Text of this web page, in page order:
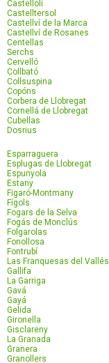
Castellolí
Castelltersol
Castellví de la Marca
Castellví de Rosanes
Centellas
Serchs
Cervelló
Collbató
Collsuspina
Copóns
Corbera de Llobregat
Cornellá de Llobregat
Cubellas
Dosrius
Esparraguera
Esplugas de Llobregat
Espunyola
Estany
Figaró-Montmany
Fígols
Fogars de la Selva
Fogás de Monclús
Folgarolas
Fonollosa
Fontrubí
Las Franquesas del Vallés
Gallifa
La Garriga
Gavá
Gayá
Gelida
Gironella
Gisclareny
La Granada
Granera
Granollers